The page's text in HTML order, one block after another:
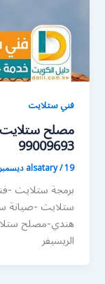
فني ستلايت
مصلح
99009693
alsatary/19 ديسمبر، 2017
برمجة ستلايت -
ستلايت -صيانة
الريسيفر